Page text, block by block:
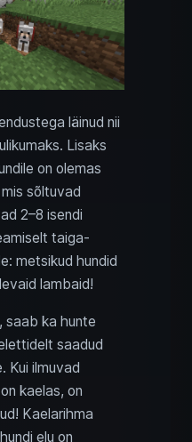
läinud nii
Lisaks
on olemas
sõltuvad
2–8 isendi
taiga-
metsikud hundid
lambaid!
saab ka hunte
saadud
Kui ilmuvad
kaelas, on
Kaelarihma
elu on